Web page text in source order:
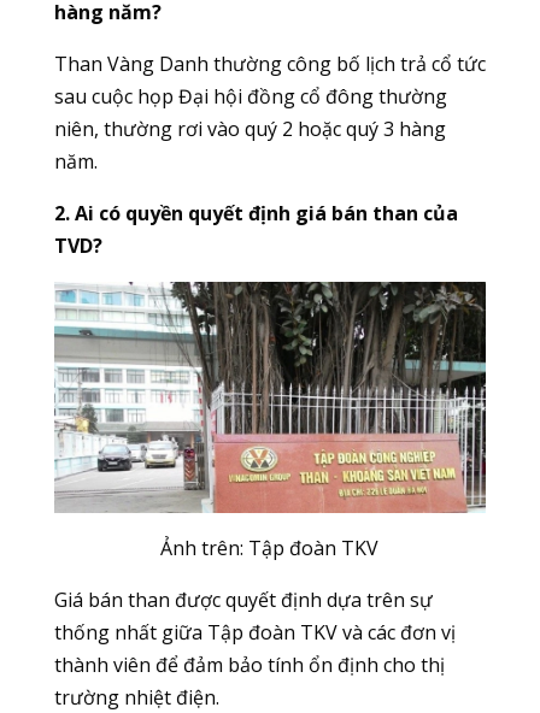
hàng năm?
Than Vàng Danh thường công bố lịch trả cổ tức
sau cuộc họp Đại hội đồng cổ đông thường
niên, thường rơi vào quý 2 hoặc quý 3 hàng
năm.
2. Ai có quyền quyết định giá bán than của
TVD?
Ảnh trên: Tập đoàn TKV
Giá bán than được quyết định dựa trên sự
thống nhất giữa Tập đoàn TKV và các đơn vị
thành viên để đảm bảo tính ổn định cho thị
trường nhiệt điện.